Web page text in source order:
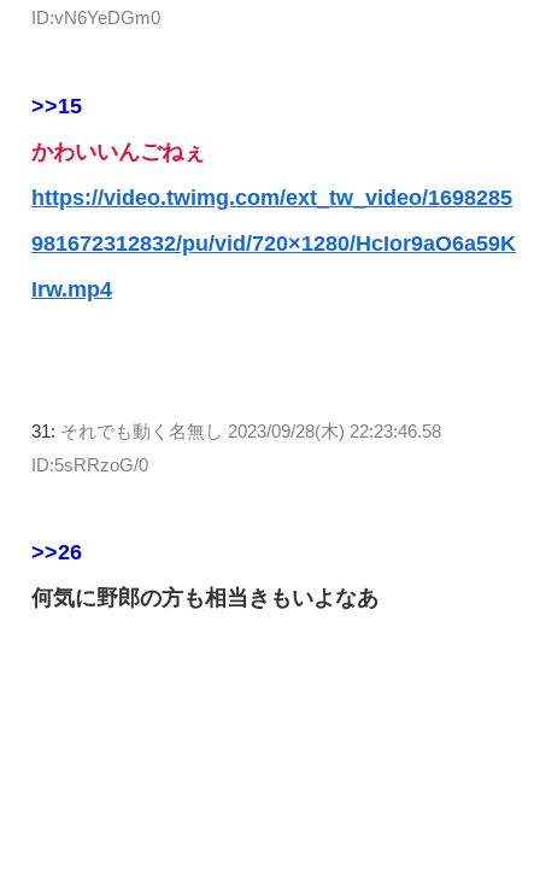
ID:vN6YeDGm0
>>15
かわいいんごねぇ
https://video.twimg.com/ext_tw_video/1698285
981672312832/pu/vid/720×1280/HcIor9aO6a59K
Irw.mp4
31: それでも動く名無し 2023/09/28(木) 22:23:46.58
ID:5sRRzoG/0
>>26
何気に野郎の方も相当きもいよなあ